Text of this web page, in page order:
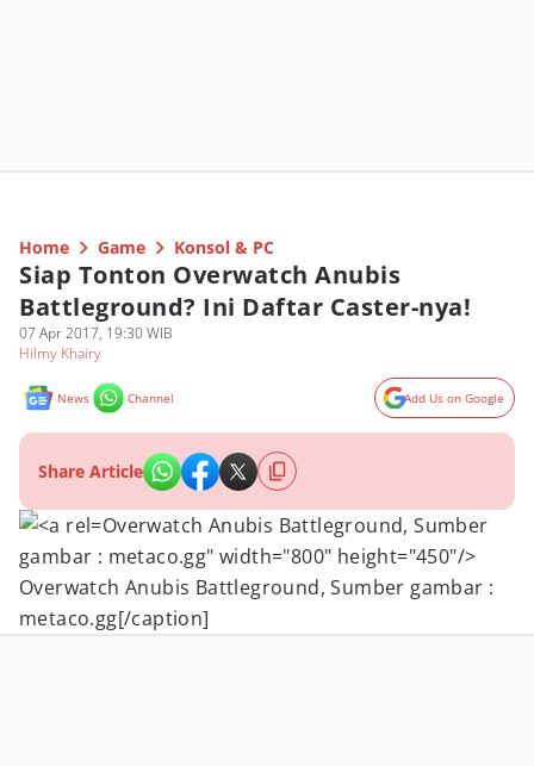
Home Game Konsol & PC
Siap Tonton Overwatch Anubis
Battleground? Ini Daftar Caster-nya!
07 Apr 2017, 19:30 WIB
Hilmy Khairy
News Channel Add Us on Google
Share Article
Overwatch Anubis Battleground, Sumber
gambar : metaco.gg" width="800" height="450"/>
Overwatch Anubis Battleground, Sumber gambar :
metaco.gg[/caption]